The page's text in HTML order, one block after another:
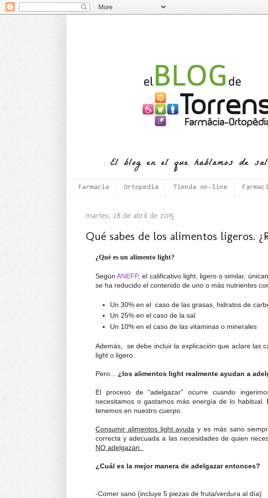
Farmacia Ortopedia Tienda on-line
martes, 28 de abril de 2015
Qué sabes de los alimentos ligeros.
¿Qué es un alimento light?
SegúnANEFP, el calificativo light, ligero o similar,
se ha reducido el contenido de uno o más nutrientes
Un 30% en el caso de las grasas, hidratos de
Un 25% en el caso de la sal
Un 10% en el caso de las vitaminas o minerales
Además, se debe incluir la explicación que aclare las
light o ligero.
Pero... ¿los alimentos light realmente ayudan a
El proceso de "adelgazar" ocurre cuando
necesitamos o gastamos más energía de lo
tenemos en nuestro cuerpo.
Consumir alimentos light ayuda y es más sano
correcta y adecuada a las necesidades de quien
NO adelgazan.
¿Cuál es la mejor manera de adelgazar entonces?
-Comer sano (incluye 5 piezas de fruta/verdura al día)